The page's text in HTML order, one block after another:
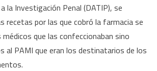
la Investigación Penal (DATIP), se
recetas por las que cobró la farmacia se
que las confeccionaban sino
al PAMI que eran los destinatarios de los